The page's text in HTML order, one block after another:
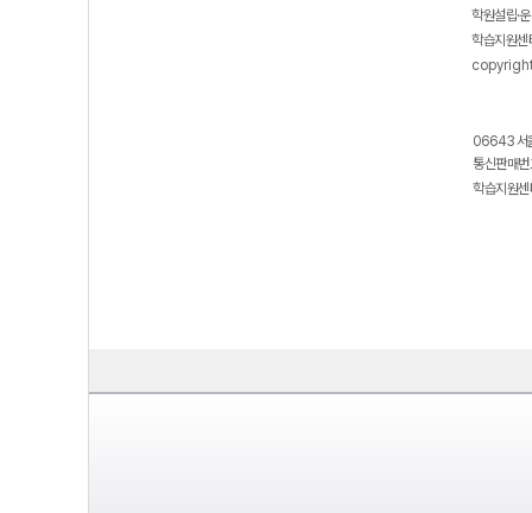
학원설립·
학습지원
06643 서
통신판매
학습지원